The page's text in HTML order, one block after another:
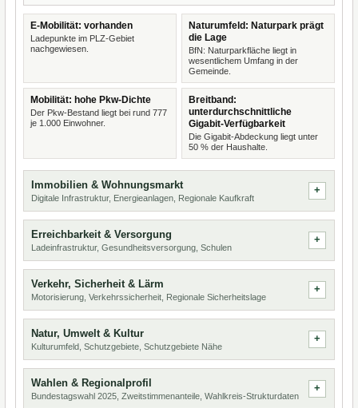
E-Mobilität: vorhanden
Ladepunkte im PLZ-Gebiet
nachgewiesen.
Naturumfeld: Naturpark prägt
die Lage
BfN: Naturparkfläche liegt in
wesentlichem Umfang in der
Gemeinde.
Mobilität: hohe Pkw-Dichte
Der Pkw-Bestand liegt bei rund 777
je 1.000 Einwohner.
Breitband:
unterdurchschnittliche
Gigabit-Verfügbarkeit
Die Gigabit-Abdeckung liegt unter
50 % der Haushalte.
Immobilien & Wohnungsmarkt
Digitale Infrastruktur, Energieanlagen, Regionale Kaufkraft
Erreichbarkeit & Versorgung
Ladeinfrastruktur, Gesundheitsversorgung, Schulen
Verkehr, Sicherheit & Lärm
Motorisierung, Verkehrssicherheit, Regionale Sicherheitslage
Natur, Umwelt & Kultur
Kulturumfeld, Schutzgebiete, Schutzgebiete Nähe
Wahlen & Regionalprofil
Bundestagswahl 2025, Zweitstimmenanteile, Wahlkreis-Strukturdaten